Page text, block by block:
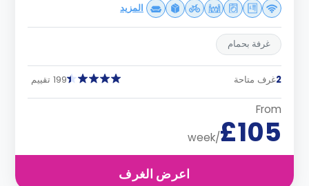
المزيد
غرفة بحمام
2غرف متاحة 199 تقييم
From
£105
/week
اعرض الغرف